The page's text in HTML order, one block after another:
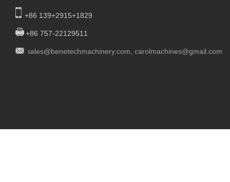
+86 139+2915+1829
+86 757-22129511
sales@benetechmachinery.com carolmachines@gmail.com